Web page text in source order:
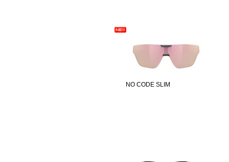
NO CODE SLIM